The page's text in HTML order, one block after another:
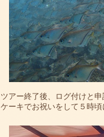
ツアー終了後、ログ付けと
ケーキでお祝いをして５時頃